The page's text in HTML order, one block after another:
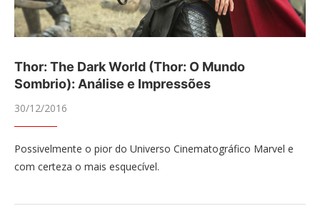
Thor: The Dark World (Thor: O Mundo
Sombrio): Análise e Impressões
30/12/2016
Possivelmente o pior do Universo Cinematográfico Marvel e
com certeza o mais esquecível.